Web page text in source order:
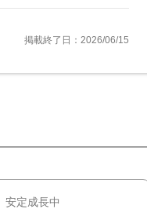
掲載終了日：2026/06/15
安定成長中